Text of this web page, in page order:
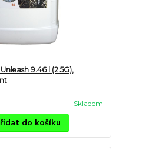
9.46 l (2.5G),
Skladem
do košíku